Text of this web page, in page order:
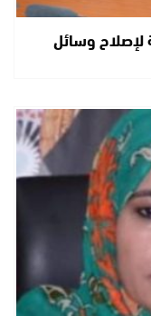
لإصلاح وسائل